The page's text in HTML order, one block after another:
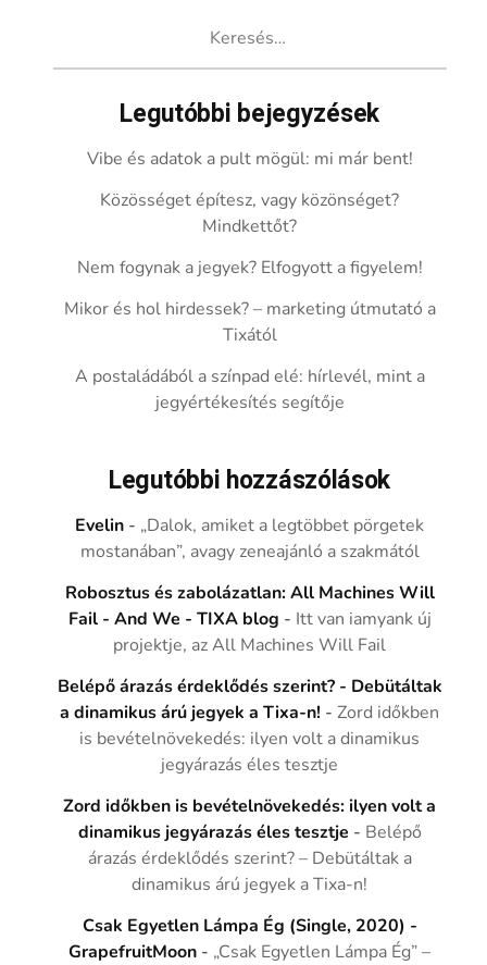
Legutóbbi bejegyzések
Vibe és adatok a pult mögül: mi már bent!
Közösséget építesz, vagy közönséget?
Mindkettőt?
Nem fogynak a jegyek? Elfogyott a figyelem!
Mikor és hol hirdessek? – marketing útmutató a
Tixától
A postaládából a színpad elé: hírlevél, mint a
jegyértékesítés segítője
Legutóbbi hozzászólások
Evelin - „Dalok, amiket a legtöbbet pörgetek
mostanában”, avagy zeneajánló a szakmától
Robosztus és zabolázatlan: All Machines Will
Fail - And We - TIXA blog - Itt van iamyank új
projektje, az All Machines Will Fail
Belépő árazás érdeklődés szerint? - Debütáltak
a dinamikus árú jegyek a Tixa-n! -Zord időkben
is bevételnövekedés: ilyen volt a dinamikus
jegyárazás éles tesztje
Zord időkben is bevételnövekedés: ilyen volt a
dinamikus jegyárazás éles tesztje - Belépő
árazás érdeklődés szerint? – Debütáltak a
dinamikus árú jegyek a Tixa-n!
Csak Egyetlen Lámpa Ég (Single, 2020) -
GrapefruitMoon - „Csak Egyetlen Lámpa Ég” –